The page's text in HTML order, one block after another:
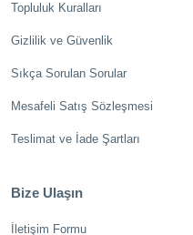
Topluluk Kuralları
Gizlilik ve Güvenlik
Sıkça Sorulan Sorular
Mesafeli Satış Sözleşmesi
Teslimat ve İade Şartları
Bize Ulaşın
İletişim Formu